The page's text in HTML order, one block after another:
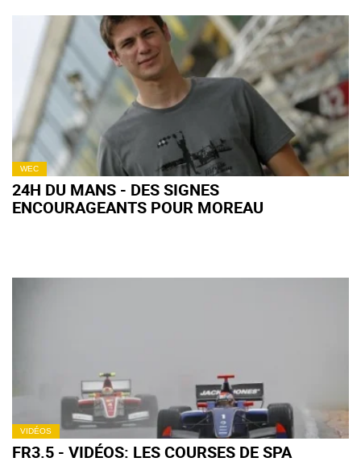
WEC
24H DU MANS - DES SIGNES
ENCOURAGEANTS POUR MOREAU
VIDÉOS
FR3.5 - VIDÉOS: LES COURSES DE SPA